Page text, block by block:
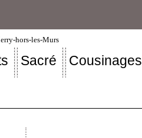
hors-les-Murs
Sacré Cousinages